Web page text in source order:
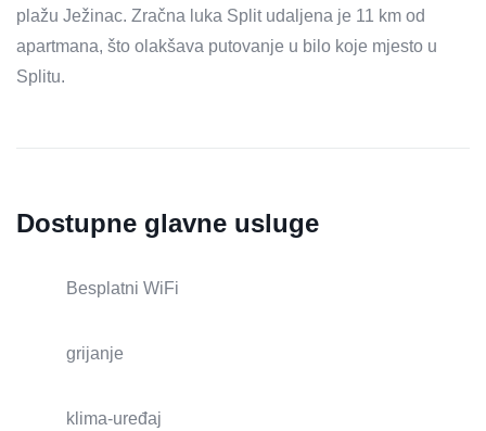
plažu Ježinac. Zračna luka Split udaljena je 11 km od
apartmana, što olakšava putovanje u bilo koje mjesto u
Splitu.
Dostupne glavne usluge
Besplatni WiFi
grijanje
klima-uređaj